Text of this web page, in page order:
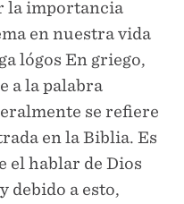
la importancia
en nuestra vida
lógos En griego,
a la palabra
se refiere
en la Biblia. Es
el hablar de Dios
debido a esto,